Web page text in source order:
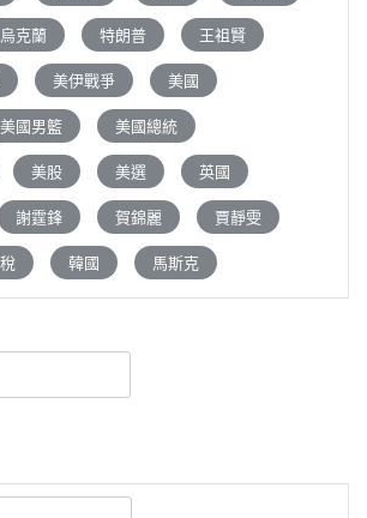
烏克蘭 特朗普 王祖賢
美伊戰爭 美國
美國男籃 美國總統
美股 美選 英國
謝霆鋒 賀錦麗 賈靜雯
韓國 馬斯克